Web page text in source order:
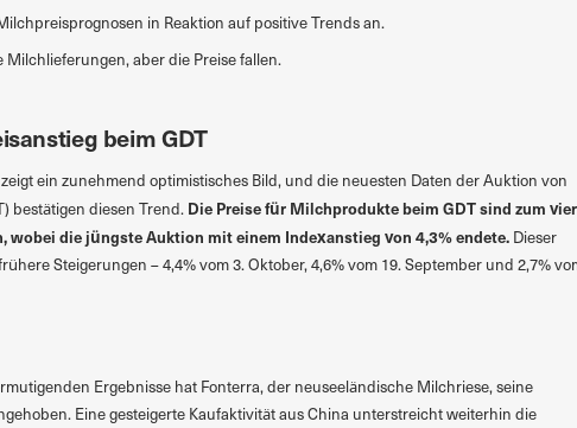
in Reaktion auf positive Trends an.
Milchlieferungen, aber die Preise fallen.
beim GDT
ein zunehmend optimistisches Bild, und die neuesten Daten der Auktion von
bestätigen diesen Trend. Die Preise für Milchprodukte beim GDT sind zum
wobei die jüngste Auktion mit einem Indexanstieg von 4,3% endete.Dieser
Steigerungen – 4,4% vom 3. Oktober, 4,6% vom 19. September und 2,7%
Ergebnisse hat Fonterra, der neuseeländische Milchriese, seine
Eine gesteigerte Kaufaktivität aus China unterstreicht weiterhin die